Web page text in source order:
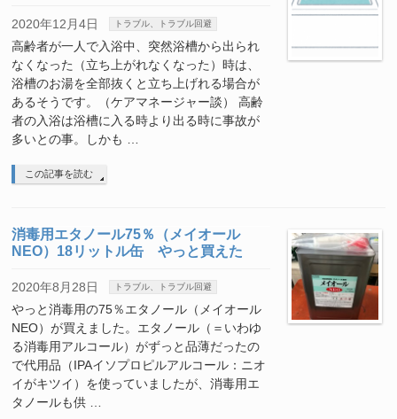
2020年12月4日 トラブル、トラブル回避
高齢者が一人で入浴中、突然浴槽から出られ
なくなった（立ち上がれなくなった）時は、
浴槽のお湯を全部抜くと立ち上げれる場合が
あるそうです。（ケアマネージャー談） 高齢
者の入浴は浴槽に入る時より出る時に事故が
多いとの事。しかも …
この記事を読む
消毒用エタノール75％（メイオール
NEO）18リットル缶 やっと買えた
2020年8月28日 トラブル、トラブル回避
やっと消毒用の75％エタノール（メイオール
NEO）が買えました。エタノール（＝いわゆ
る消毒用アルコール）がずっと品薄だったの
で代用品（IPAイソプロピルアルコール：ニオ
イがキツイ）を使っていましたが、消毒用エ
タノールも供 …